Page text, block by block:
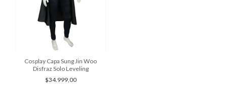
Cosplay Capa Sung Jin Woo
Disfraz Solo Leveling
$34.999,00